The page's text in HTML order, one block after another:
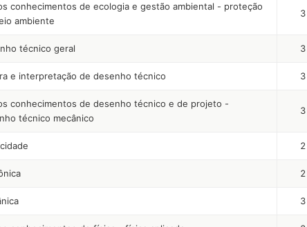
conhecimentos de ecologia e gestão ambiental - proteção
ambiente
3
técnico geral 3
e interpretação de desenho técnico 3
conhecimentos de desenho técnico e de projeto -
técnico mecânico
3
2
2
3